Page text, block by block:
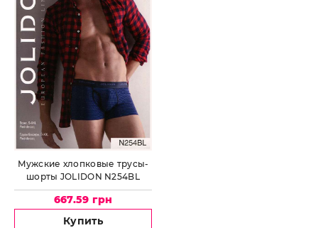
Мужские хлопковые трусы-
шорты JOLIDON N254BL
667.59 грн
Купить